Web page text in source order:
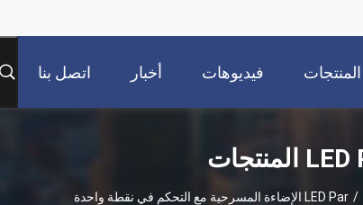
المنتجات فيديوهات أخبار اتصل بنا
/